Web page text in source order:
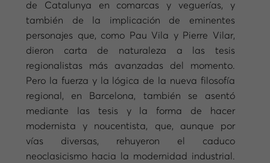
de Catalunya en comarcas y veguerías, y
también de la implicación de eminentes
personajes que, como Pau Vila y Pierre Vilar,
dieron carta de naturaleza a las tesis
regionalistas más avanzadas del momento.
Pero la fuerza y la lógica de la nueva filosofía
regional, en Barcelona, también se asentó
mediante las tesis y la forma de hacer
modernista y noucentista, que, aunque por
vías diversas, rehuyeron el caduco
neoclasicismo hacia la modernidad industrial.